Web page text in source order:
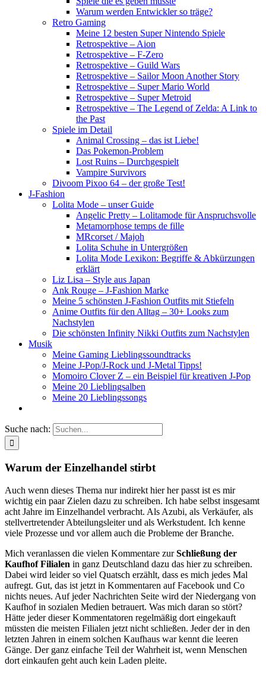
Warum werden Entwickler so träge?
Retro Gaming
Meine 12 besten Super Nintendo Spiele
Retrospektive – Aion
Retrospektive – F-Zero
Retrospektive – Guild Wars
Retrospektive – Sailor Moon Another Story
Retrospektive – Super Mario World
Retrospektive – Super Metroid
Retrospektive – The Legend of Zelda: A Link to
the Past
Spiele im Detail
Animal Crossing – das ist Liebe!
Das Pokemon-Problem
Lost Ruins – Durchgespielt
Vampire Survivors
Divoom Pixoo 64 – der große Test!
J-Fashion
Lolita Mode – unser Guide
Angelic Pretty – Lolitamode für Anspruchsvolle
Metamorphose temps de fille
MRcorset / Majoh
Lolita Schuhe in Untergrößen
Lolita Mode Lexikon: Begriffe & Abkürzungen
erklärt
Liz Lisa – Style aus Japan
Ank Rouge – J-Fashion Marke
Meine 5 schönsten J-Fashion Outfits mit Stiefeln
Anime Outfits für den Alltag – 30+ Looks zum
Nachstylen
Die schönsten Infinity Nikki Outfits zum Nachstylen
Musik
Meine Gaming Lieblingssoundtracks
Meine J-Pop/J-Rock und J-Metal Tipps!
Momoiro Clover Z – ein Beispiel für kreativen J-Pop
Meine 20 Lieblingsalben
Meine 20 Lieblingssongs
Suche nach:
Warum der Einzelhandel stirbt
Auch wenn dieses Thema nur indirekt hier her passt ist es mir
wichtig ein paar Zielen dazu zu schreiben. Ich habe selbst insgesamt
acht Jahre im Einzelhandel verbracht. Als Azubi, als Verkäufer, als
stellvertretender Abteilungsleiter und als Werkstudent. Ich kenne
viele Prozesse und vor allem auch die Probleme der Branche.
Mich veranlassen die vielen Kommentare zurSchließung der
Kaufhof Filialen in ganz Deutschland dazu das hier zu schreiben.
Dabei wird leider so viel Quatsch erzählt, dass es mich jedes Mal
aufregt. Gut, das ist jetzt in Kommentaren auf Facebook und Co
nichts neues. Auf jeder Nachrichten Seite wird der Niedergang von
Kaufhof in sozialen Medien betrauert. Was mich daran so stört?
Hätte jeder dieser Kommentatoren regelmäßig dort eingekauft
müssten die meisten Filialen jetzt nicht schließen. Jeder der in den
letzten Jahren in einem solchen Kaufhaus war kennt die leeren
Gänge. Der ganz einfache Teil der Wahrheit ist, wenn Menschen
dort einkaufen geht auch kein Laden pleite.